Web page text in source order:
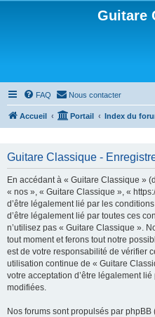
Guitare
FAQ Nous contacter
Accueil Portail Index du
Guitare Classique -
En accédant à « Guitare Classique »
« nos », « Guitare Classique », «
d’être légalement lié par les
d’être légalement lié par toutes ces
n’utilisez pas « Guitare Classique ».
tout moment et ferons tout notre
est de votre responsabilité de vérifier
utilisation continue de « Guitare
votre acceptation d’être légalement
modifiées.
Nos forums sont propulsés par